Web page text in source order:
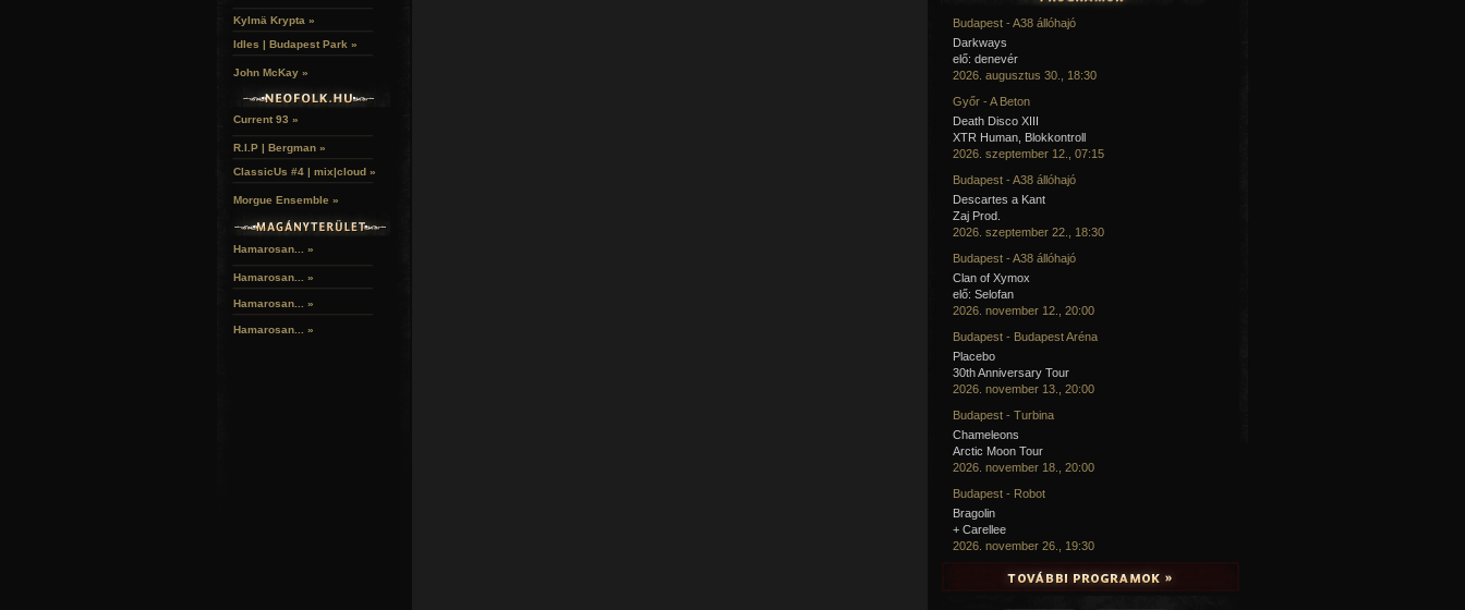
Kylmä Krypta »
Idles | Budapest Park »
John McKay »
Current 93 »
R.I.P | Bergman »
ClassicUs #4 | mix|cloud »
Morgue Ensemble »
Hamarosan... »
Hamarosan... »
Hamarosan... »
Hamarosan... »
Budapest - A38 állóhajó
Darkways
elő: denevér
2026. augusztus 30., 18:30
Győr - A Beton
Death Disco XIII
XTR Human, Blokkontroll
2026. szeptember 12., 07:15
Budapest - A38 állóhajó
Descartes a Kant
Zaj Prod.
2026. szeptember 22., 18:30
Budapest - A38 állóhajó
Clan of Xymox
elő: Selofan
2026. november 12., 20:00
Budapest - Budapest Aréna
Placebo
30th Anniversary Tour
2026. november 13., 20:00
Budapest - Turbina
Chameleons
Arctic Moon Tour
2026. november 18., 20:00
Budapest - Robot
Bragolin
+ Carellee
2026. november 26., 19:30